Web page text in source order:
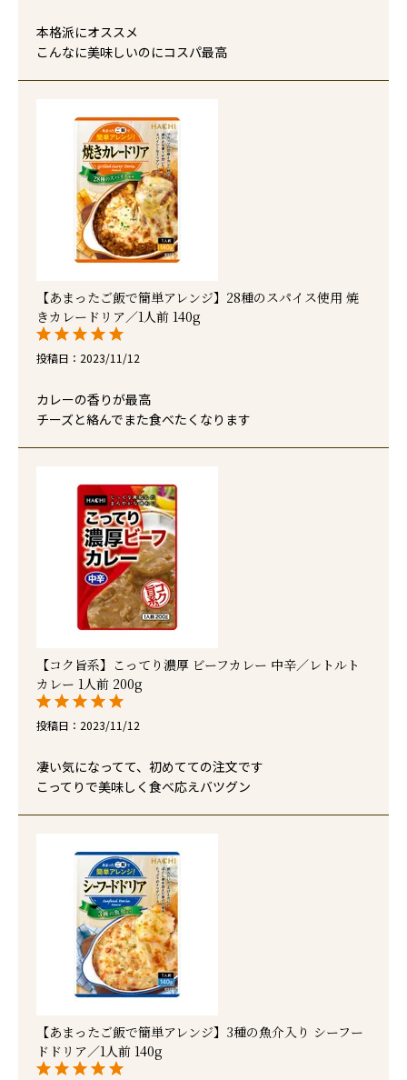
本格派にオススメ
こんなに美味しいのにコスパ最高
【あまったご飯で簡単アレンジ】28種のスパイス使用 焼
きカレードリア／1人前 140g
投稿日 2023/11/12
カレーの香りが最高
チーズと絡んでまた食べたくなります
【コク旨系】こってり濃厚 ビーフカレー 中辛／レトルト
カレー 1人前 200g
投稿日 2023/11/12
凄い気になってて、初めてての注文です
こってりで美味しく食べ応えバツグン
【あまったご飯で簡単アレンジ】3種の魚介入り シーフー
ドドリア／1人前 140g